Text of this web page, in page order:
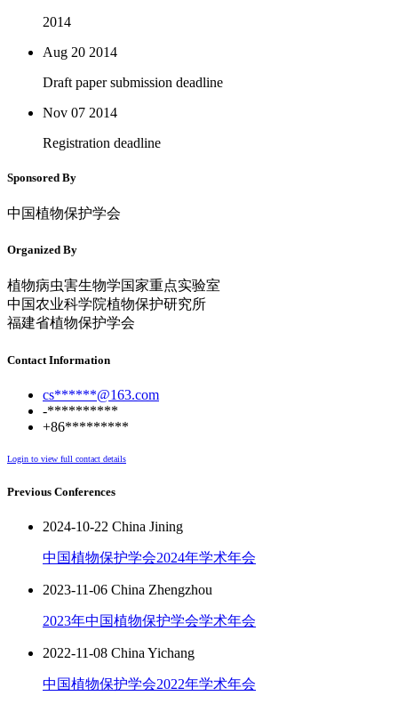
2014
Aug 20 2014
Draft paper submission deadline
Nov 07 2014
Registration deadline
Sponsored By
中国植物保护学会
Organized By
植物病虫害生物学国家重点实验室
中国农业科学院植物保护研究所
福建省植物保护学会
Contact Information
cs******@163.com
-**********
+86*********
Login to view full contact details
Previous Conferences
2024-10-22 China Jining
中国植物保护学会2024年学术年会
2023-11-06 China Zhengzhou
2023年中国植物保护学会学术年会
2022-11-08 China Yichang
中国植物保护学会2022年学术年会